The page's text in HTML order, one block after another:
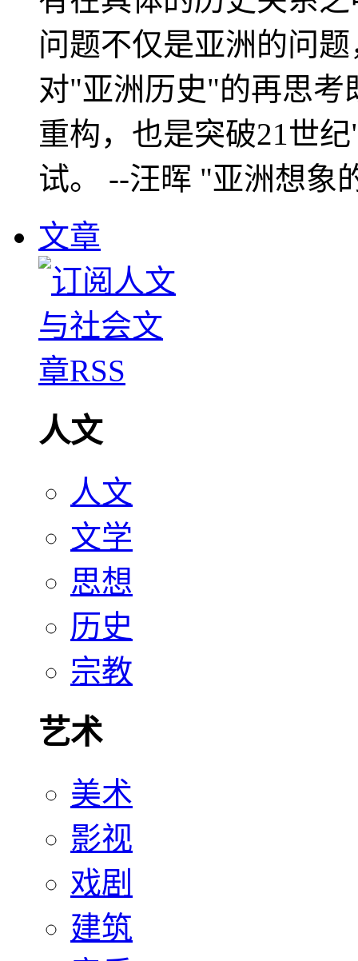
问题不仅是亚洲的问
对"亚洲历史"的再思考
重构，也是突破21世
试。 --汪晖 "亚洲想象
文章
人文
人文
文学
思想
历史
宗教
艺术
美术
影视
戏剧
建筑